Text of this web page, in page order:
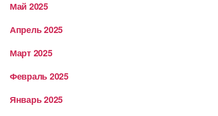
Май 2025
Апрель 2025
Март 2025
Февраль 2025
Январь 2025